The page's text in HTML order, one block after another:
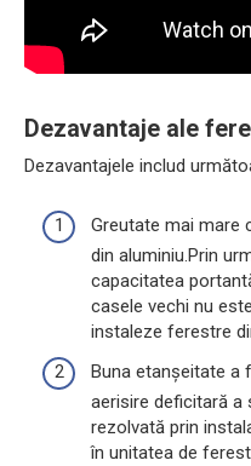
Dezavantaje ale
Dezavantajele includ
Greutate mai mare
din aluminiu.Prin
capacitatea
casele vechi nu
instaleze ferestre
Buna etanșeitate
aerisire deficitară a
rezolvată prin
în unitatea de